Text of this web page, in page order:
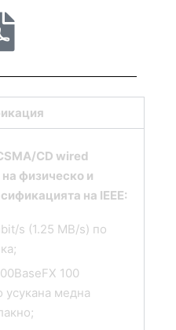
CD wired
физическо и
на IEEE:
s (1.25 MB/s) по
100
усукана медна